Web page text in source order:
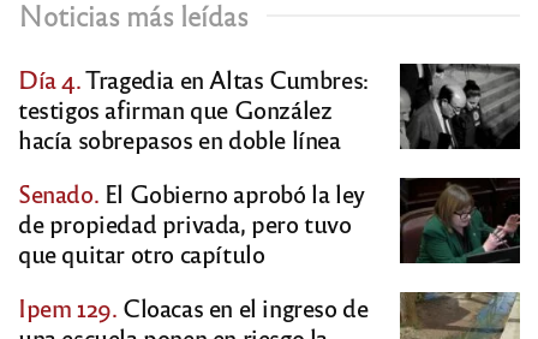
Noticias más leídas
Día 4.Tragedia en Altas Cumbres:
testigos afirman que González
hacía sobrepasos en doble línea
Senado. El Gobierno aprobó la ley
de propiedad privada, pero tuvo
que quitar otro capítulo
Ipem 129. Cloacas en el ingreso de